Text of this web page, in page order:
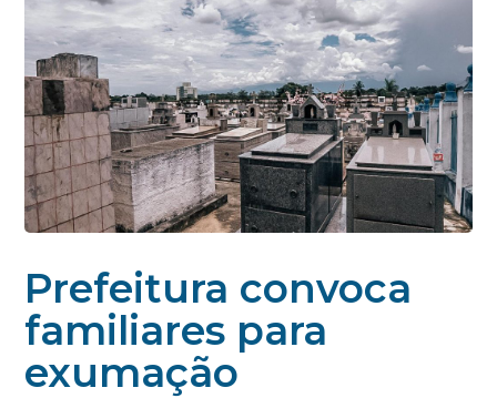
Prefeitura convoca
familiares para
exumação